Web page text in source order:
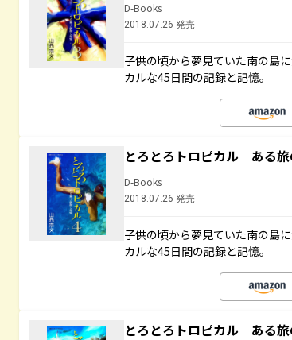
D-Books
2018.07.26 発売
子供の頃から夢見ていた南の島
カルな45日間の記録と記憶。
とろとろトロピカル ある
D-Books
2018.07.26 発売
子供の頃から夢見ていた南の島
カルな45日間の記録と記憶。
とろとろトロピカル ある